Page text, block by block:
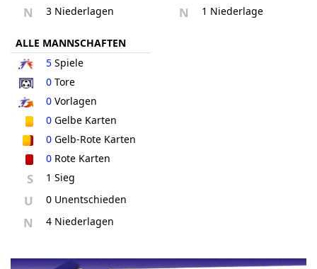
N 3 Niederlagen N 1 Niederlage
ALLE MANNSCHAFTEN
5 Spiele
0 Tore
0 Vorlagen
0 Gelbe Karten
0 Gelb-Rote Karten
0 Rote Karten
S 1 Sieg
U 0 Unentschieden
N 4 Niederlagen